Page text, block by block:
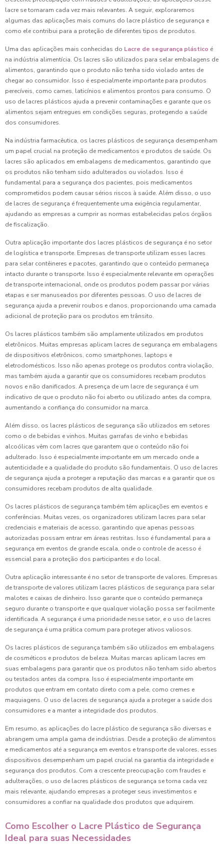
lacre se tornaram cada vez mais relevantes. A seguir, exploraremos
algumas das aplicações mais comuns do lacre plástico de segurança e
como ele contribui para a proteção de diferentes tipos de produtos.
Uma das aplicações mais conhecidas do Lacre de segurança plástico é
na indústria alimentícia. Os lacres são utilizados para selar embalagens de
alimentos, garantindo que o produto não tenha sido violado antes de
chegar ao consumidor. Isso é especialmente importante para produtos
perecíveis, como carnes, laticínios e alimentos prontos para consumo. O
uso de lacres plásticos ajuda a prevenir contaminações e garante que os
alimentos sejam entregues em condições seguras, protegendo a saúde
dos consumidores.
Na indústria farmacêutica, os lacres plásticos de segurança desempenham
um papel crucial na proteção de medicamentos e produtos de saúde. Os
lacres são aplicados em embalagens de medicamentos, garantindo que
os produtos não tenham sido adulterados ou violados. Isso é
fundamental para a segurança dos pacientes, pois medicamentos
comprometidos podem causar sérios riscos à saúde. Além disso, o uso
de lacres de segurança é frequentemente uma exigência regulamentar,
ajudando as empresas a cumprir as normas estabelecidas pelos órgãos
de fiscalização.
Outra aplicação importante dos lacres plásticos de segurança é no setor
de logística e transporte. Empresas de transporte utilizam esses lacres
para selar contêineres e pacotes, garantindo que o conteúdo permaneça
intacto durante o transporte. Isso é especialmente relevante em operações
de transporte internacional, onde os produtos podem passar por várias
etapas e ser manuseados por diferentes pessoas. O uso de lacres de
segurança ajuda a prevenir roubos e danos, proporcionando uma camada
adicional de proteção para os produtos em trânsito.
Os lacres plásticos também são amplamente utilizados em produtos
eletrônicos. Muitas empresas aplicam lacres de segurança em embalagens
de dispositivos eletrônicos, como smartphones, laptops e
eletrodomésticos. Isso não apenas protege os produtos contra violação,
mas também ajuda a garantir que os consumidores recebam produtos
novos e não danificados. A presença de um lacre de segurança é um
indicativo de que o produto não foi aberto ou utilizado antes da compra,
aumentando a confiança do consumidor na marca.
Além disso, os lacres plásticos de segurança são utilizados em setores
como o de bebidas e vinhos. Muitas garrafas de vinho e bebidas
alcoólicas vêm com lacres que garantem que o conteúdo não foi
adulterado. Isso é especialmente importante em um mercado onde a
autenticidade e a qualidade do produto são fundamentais. O uso de lacres
de segurança ajuda a proteger a reputação das marcas e a garantir que os
consumidores recebam produtos de alta qualidade.
Os lacres plásticos de segurança também têm aplicações em eventos e
conferências. Muitas vezes, os organizadores utilizam lacres para selar
credenciais e materiais de acesso, garantindo que apenas pessoas
autorizadas possam entrar em áreas restritas. Isso é fundamental para a
segurança em eventos de grande escala, onde o controle de acesso é
essencial para a proteção dos participantes e do local.
Outra aplicação interessante é no setor de transporte de valores. Empresas
de transporte de valores utilizam lacres plásticos de segurança para selar
malotes e caixas de dinheiro. Isso garante que o conteúdo permaneça
seguro durante o transporte e que qualquer violação possa ser facilmente
identificada. A segurança é uma prioridade nesse setor, e o uso de lacres
de segurança é uma prática comum para proteger ativos valiosos.
Os lacres plásticos de segurança também são utilizados em embalagens
de cosméticos e produtos de beleza. Muitas marcas aplicam lacres em
suas embalagens para garantir que os produtos não tenham sido abertos
ou testados antes da compra. Isso é especialmente importante em
produtos que entram em contato direto com a pele, como cremes e
maquiagens. O uso de lacres de segurança ajuda a proteger a saúde dos
consumidores e a manter a integridade dos produtos.
Em resumo, as aplicações do lacre plástico de segurança são diversas e
abrangem uma ampla gama de indústrias. Desde a proteção de alimentos
e medicamentos até a segurança em eventos e transporte de valores, esses
dispositivos desempenham um papel crucial na garantia da integridade e
segurança dos produtos. Com a crescente preocupação com fraudes e
adulterações, o uso de lacres plásticos de segurança se torna cada vez
mais relevante, ajudando empresas a proteger seus investimentos e
consumidores a confiar na qualidade dos produtos que adquirem.
Como Escolher o Lacre Plástico de Segurança
Ideal para suas Necessidades